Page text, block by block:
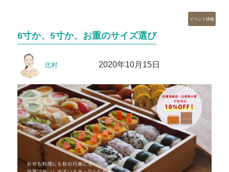
6寸か、5寸か、お重のサイズ選び
稿
北村 2020年10月15日
カ
テ
イベント情報